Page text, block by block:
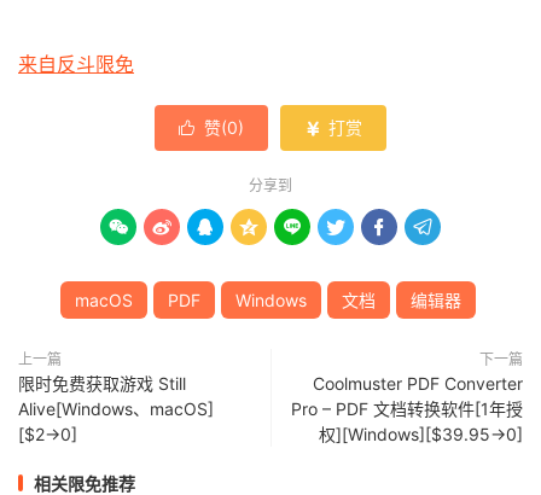
来自反斗限免
 赞(0)  打赏
分享到
       
macOS PDF Windows 文档 编辑器
上一篇
限时免费获取游戏 Still
Alive[Windows、macOS]
[$2→0]
下一篇
Coolmuster PDF Converter
Pro – PDF 文档转换软件[1年授
权][Windows][$39.95→0]
相关限免推荐